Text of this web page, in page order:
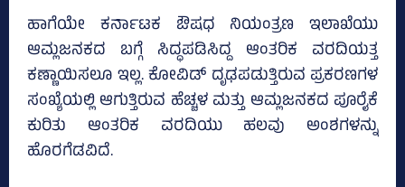
ಹಾಗೆಯೇ ಕರ್ನಾಟಕ ಔಷಧ ನಿಯಂತ್ರಣ ಇಲಾಖೆಯು
ಆಮ್ಲಜನಕದ ಬಗ್ಗೆ ಸಿದ್ಧಪಡಿಸಿದ್ದ ಆಂತರಿಕ ವರದಿಯತ್ತ
ಕಣ್ಣಾಯಿಸಲೂ ಇಲ್ಲ. ಕೋವಿಡ್‌ ದೃಢಪಡುತ್ತಿರುವ ಪ್ರಕರಣಗಳ
ಸಂಖ್ಯೆಯಲ್ಲಿ ಆಗುತ್ತಿರುವ ಹೆಚ್ಚಳ ಮತ್ತು ಆಮ್ಲಜನಕದ ಪೂರೈಕೆ
ಕುರಿತು ಆಂತರಿಕ ವರದಿಯು ಹಲವು ಅಂಶಗಳನ್ನು
ಹೊರಗೆಡವಿದೆ.